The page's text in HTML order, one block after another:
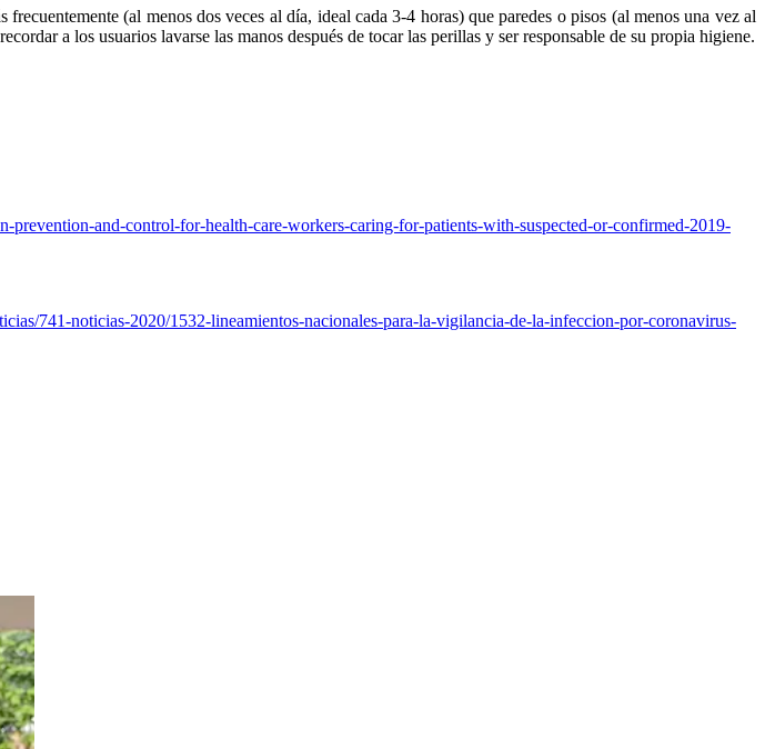
(al menos dos veces al día, ideal cada 3-4 horas) que paredes o pisos (al menos una vez al
a los usuarios lavarse las manos después de tocar las perillas y ser responsable de su propia higiene.
and-control-for-health-care-workers-caring-for-patients-with-suspected-or-confirmed-2019-
741-noticias-2020/1532-lineamientos-nacionales-para-la-vigilancia-de-la-infeccion-por-coronavirus-